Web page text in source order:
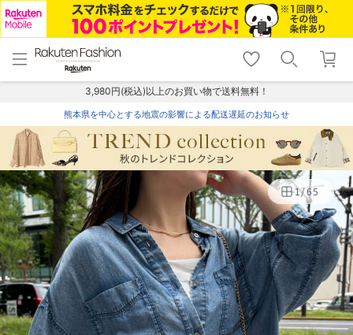
menu home
トップ
shopping_cart lock_outline
ログイン
3,980円(税込)以上のお買い物で送料無料！
熊本県を中心とする地震の影響による配送遅延のお知らせ
1/65